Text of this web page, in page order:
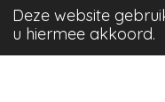
Deze website
u hiermee akkoord.
Adres